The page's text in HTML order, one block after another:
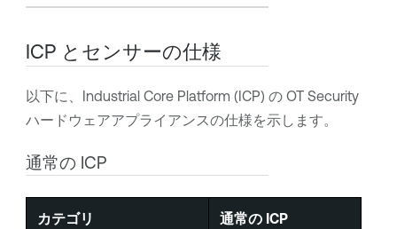
ICP とセンサーの仕様
以下に、Industrial Core Platform (ICP) の OT Security
ハードウェアアプライアンスの仕様を示します。
通常の ICP
カテゴリ 通常の ICP